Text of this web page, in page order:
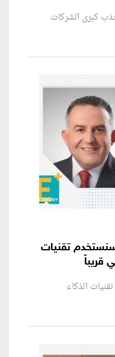
كبرى الشركات
تقنيات
قريباً
الذكاء